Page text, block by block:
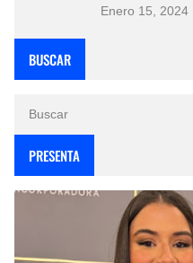
Enero 15, 2024
BUSCAR
PRESENTA